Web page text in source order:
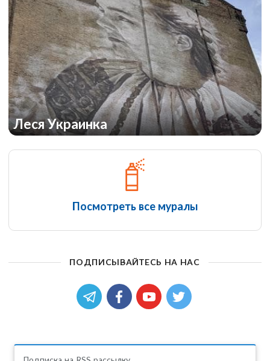
Леся Украинка
Посмотреть все муралы
ПОДПИСЫВАЙТЕСЬ НА НАС